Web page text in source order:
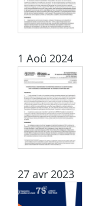
1 Aoû 2024
27 avr 2023